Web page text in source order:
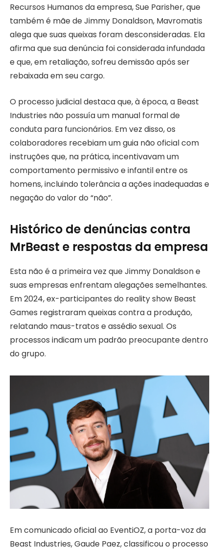
Recursos Humanos da empresa, Sue Parisher, que
também é mãe de Jimmy Donaldson, Mavromatis
alega que suas queixas foram desconsideradas. Ela
afirma que sua denúncia foi considerada infundada
e que, em retaliação, sofreu demissão após ser
rebaixada em seu cargo.
O processo judicial destaca que, à época, a Beast
Industries não possuía um manual formal de
conduta para funcionários. Em vez disso, os
colaboradores recebiam um guia não oficial com
instruções que, na prática, incentivavam um
comportamento permissivo e infantil entre os
homens, incluindo tolerância a ações inadequadas e
negação do valor do “não”.
Histórico de denúncias contra
MrBeast e respostas da empresa
Esta não é a primeira vez que Jimmy Donaldson e
suas empresas enfrentam alegações semelhantes.
Em 2024, ex-participantes do reality show Beast
Games registraram queixas contra a produção,
relatando maus-tratos e assédio sexual. Os
processos indicam um padrão preocupante dentro
do grupo.
Em comunicado oficial ao EventiOZ, a porta-voz da
Beast Industries, Gaude Paez, classificou o processo